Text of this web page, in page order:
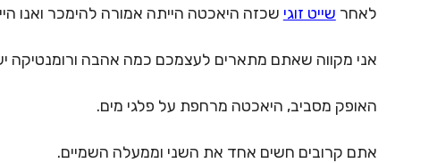
לאחר שייט זוגי שכזה היאכטה הייתה אמורה להימכר ואנו
אני מקווה שאתם מתארים לעצמכם כמה אהבה ורומנטיקה
האופק מסביב, היאכטה מרחפת על פלגי מים.
אתם קרובים חשים אחד את השני וממעלה השמיים.